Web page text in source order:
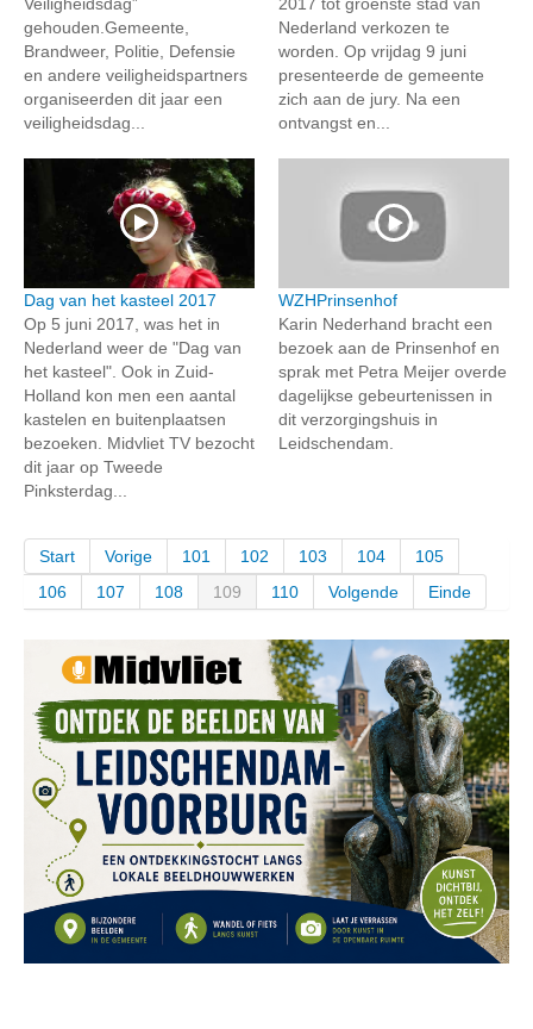
gehouden.Gemeente,
Brandweer, Politie, Defensie
en andere veiligheidspartners
organiseerden dit jaar een
veiligheidsdag...
Nederland verkozen te
worden. Op vrijdag 9 juni
presenteerde de gemeente
zich aan de jury. Na een
ontvangst en...
Dag van het kasteel 2017
Op 5 juni 2017, was het in
Nederland weer de "Dag van
het kasteel". Ook in Zuid-
Holland kon men een aantal
kastelen en buitenplaatsen
bezoeken. Midvliet TV bezocht
dit jaar op Tweede
Pinksterdag...
WZHPrinsenhof
Karin Nederhand bracht een
bezoek aan de Prinsenhof en
sprak met Petra Meijer overde
dagelijkse gebeurtenissen in
dit verzorgingshuis in
Leidschendam.
Start Vorige 101 102 103 104
105
106
107 108 109 110 Volgende Einde